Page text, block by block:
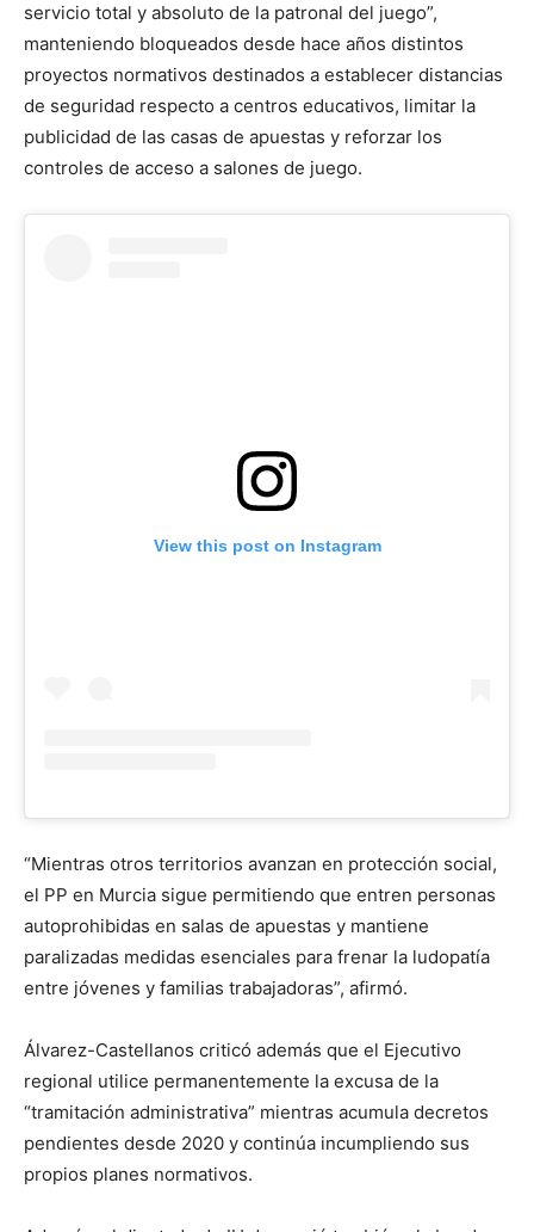
servicio total y absoluto de la patronal del juego”,
manteniendo bloqueados desde hace años distintos
proyectos normativos destinados a establecer distancias
de seguridad respecto a centros educativos, limitar la
publicidad de las casas de apuestas y reforzar los
controles de acceso a salones de juego.
View this post on Instagram
“Mientras otros territorios avanzan en protección social,
el PP en Murcia sigue permitiendo que entren personas
autoprohibidas en salas de apuestas y mantiene
paralizadas medidas esenciales para frenar la ludopatía
entre jóvenes y familias trabajadoras”, afirmó.
Álvarez-Castellanos criticó además que el Ejecutivo
regional utilice permanentemente la excusa de la
“tramitación administrativa” mientras acumula decretos
pendientes desde 2020 y continúa incumpliendo sus
propios planes normativos.